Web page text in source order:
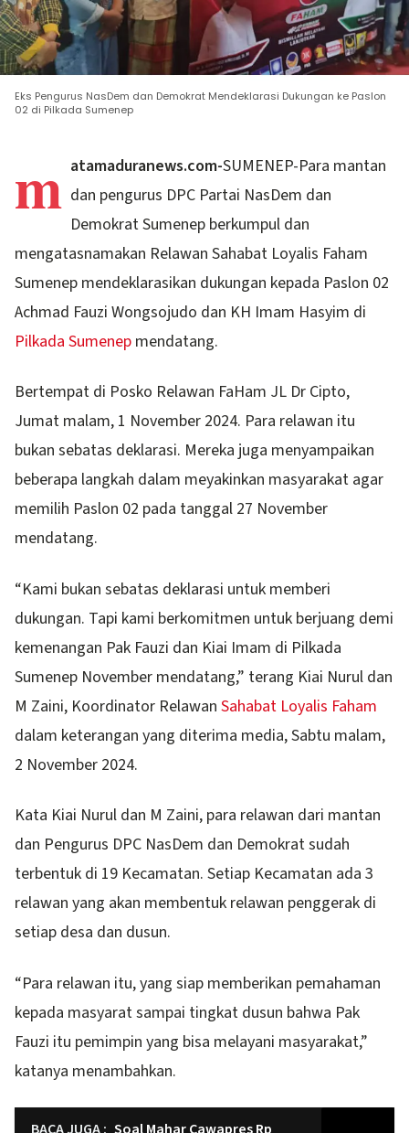
Eks Pengurus NasDem dan Demokrat Mendeklarasi Dukungan ke Paslon
02 di Pilkada Sumenep
m atamaduranews.com-SUMENEP-Para mantan
dan pengurus DPC Partai NasDem dan
Demokrat Sumenep berkumpul dan
mengatasnamakan Relawan Sahabat Loyalis Faham
Sumenep mendeklarasikan dukungan kepada Paslon 02
Achmad Fauzi Wongsojudo dan KH Imam Hasyim di
Pilkada Sumenep mendatang.
Bertempat di Posko Relawan FaHam JL Dr Cipto,
Jumat malam, 1 November 2024. Para relawan itu
bukan sebatas deklarasi. Mereka juga menyampaikan
beberapa langkah dalam meyakinkan masyarakat agar
memilih Paslon 02 pada tanggal 27 November
mendatang.
“Kami bukan sebatas deklarasi untuk memberi
dukungan. Tapi kami berkomitmen untuk berjuang demi
kemenangan Pak Fauzi dan Kiai Imam di Pilkada
Sumenep November mendatang,” terang Kiai Nurul dan
M Zaini, Koordinator Relawan Sahabat Loyalis Faham
dalam keterangan yang diterima media, Sabtu malam,
2 November 2024.
Kata Kiai Nurul dan M Zaini, para relawan dari mantan
dan Pengurus DPC NasDem dan Demokrat sudah
terbentuk di 19 Kecamatan. Setiap Kecamatan ada 3
relawan yang akan membentuk relawan penggerak di
setiap desa dan dusun.
“Para relawan itu, yang siap memberikan pemahaman
kepada masyarat sampai tingkat dusun bahwa Pak
Fauzi itu pemimpin yang bisa melayani masyarakat,”
katanya menambahkan.